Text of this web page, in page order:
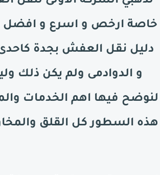
خاصة ارخص و اسرع و افضل
دليل نقل العفش بجدة
و الدوادمى ولم يكن ذلك
لنوضح فيها اهم الخدمات
هذه السطور كل القلق